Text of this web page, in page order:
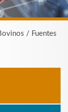
/ Fuentes